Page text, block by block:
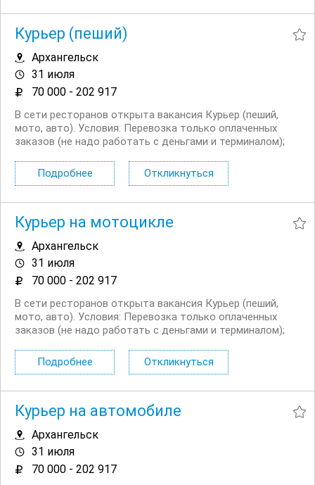
Курьер (пеший)
Архангельск
31 июля
70 000 - 202 917
В сети ресторанов открыта вакансия Курьер (пеший,
мото, авто). Условия: Перевозка только оплаченных
заказов (не надо работать с деньгами и терминалом);
время до 03:00; Выходные плавающие при любом
графике; Доход...
Подробнее Откликнуться
Курьер на мотоцикле
Архангельск
31 июля
70 000 - 202 917
В сети ресторанов открыта вакансия Курьер (пеший,
мото, авто). Условия: Перевозка только оплаченных
заказов (не надо работать с деньгами и терминалом);
время до 03:00; Выходные плавающие при любом
графике; Доход...
Подробнее Откликнуться
Курьер на автомобиле
Архангельск
31 июля
70 000 - 202 917